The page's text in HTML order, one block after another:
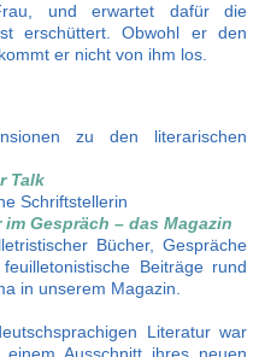
und erwartet dafür die
erschüttert. Obwohl er den
er nicht von ihm los.
zu den literarischen
Talk
Schriftstellerin
Gespräch – das Magazin
Bücher, Gespräche
Beiträge rund
in unserem Magazin.
Literatur war